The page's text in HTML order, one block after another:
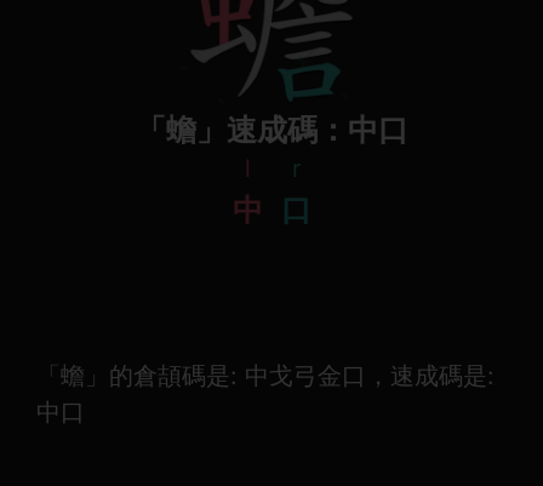
「蟾」速成碼：中口
l
中
r
口
「蟾」的倉頡碼是: 中戈弓金口，速成碼是:
中口